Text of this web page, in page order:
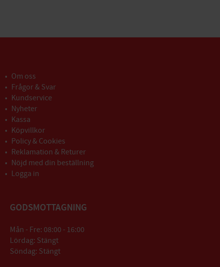
Om oss
Frågor & Svar
Kundservice
Nyheter
Kassa
Köpvillkor
Policy & Cookies
Reklamation & Returer
Nöjd med din beställning
Logga in
GODSMOTTAGNING
Mån - Fre: 08:00 - 16:00
Lördag: Stängt
Söndag: Stängt